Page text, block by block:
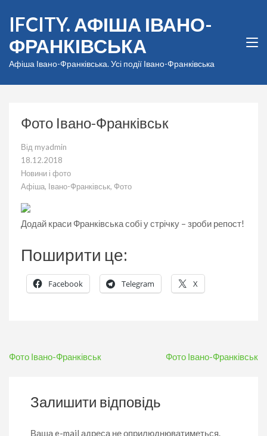
вмісту
(натисніть
Enter)
IFCITY. АФІША ІВАНО-
ФРАНКІВСЬКА
Афіша Івано-Франківська. Усі події Івано-Франківська
Фото Івано-Франківськ
Від myadmin
18.12.2018
Новини і фото
Афіша, Івано-Франківськ, Фото
Додай краси Франківська собі у стрічку – зроби репост!
Поширити це:
Facebook Telegram X
Навігація
Фото Івано-Франківськ Фото Івано-Франківськ
Залишити відповідь
Ваша e-mail адреса не оприлюднюватиметься.